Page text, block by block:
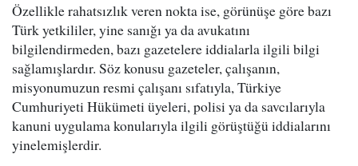
Özellikle rahatsızlık veren nokta ise, görünüşe göre bazı
Türk yetkililer, yine sanığı ya da avukatını
bilgilendirmeden, bazı gazetelere iddialarla ilgili bilgi
sağlamışlardır. Söz konusu gazeteler, çalışanın,
misyonumuzun resmi çalışanı sıfatıyla, Türkiye
Cumhuriyeti Hükümeti üyeleri, polisi ya da savcılarıyla
kanuni uygulama konularıyla ilgili görüştüğü iddialarını
yinelemişlerdir.